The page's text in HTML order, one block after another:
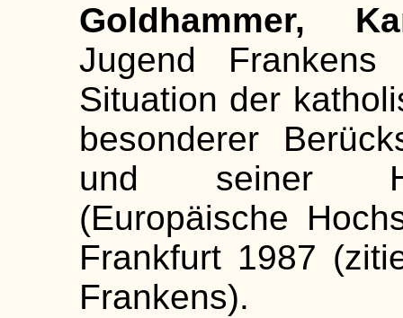
Goldhammer,
Jugend
Situation der
besonderer
und seiner
(Europäische
Frankfurt 1987
Frankens).